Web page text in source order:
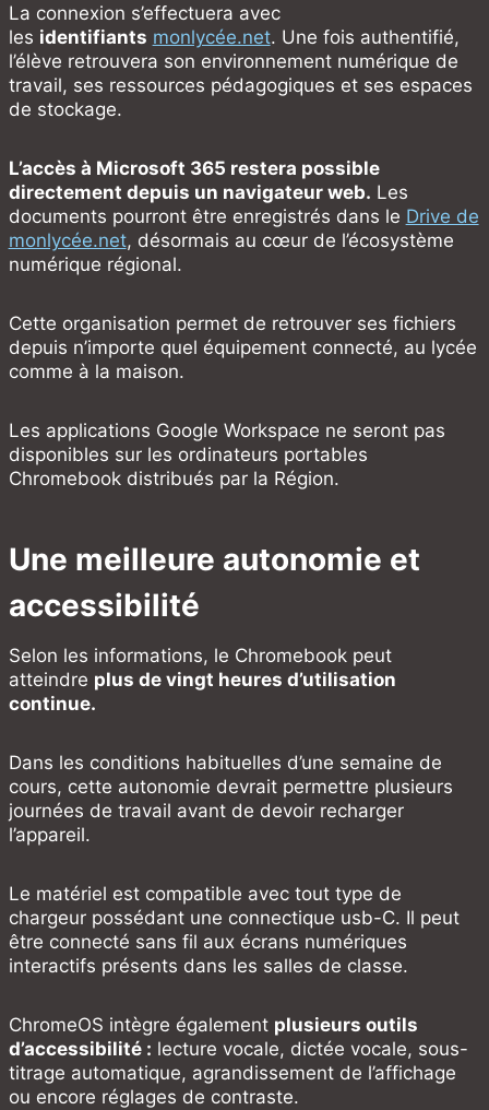
La connexion s’effectuera avec
les identifiants monlycée.net. Une fois authentifié,
l’élève retrouvera son environnement numérique de
travail, ses ressources pédagogiques et ses espaces
de stockage.
L’accès à Microsoft 365 restera possible
directement depuis un navigateur web. Les
documents pourront être enregistrés dans le Drive de
monlycée.net, désormais au cœur de l’écosystème
numérique régional.
Cette organisation permet de retrouver ses fichiers
depuis n’importe quel équipement connecté, au lycée
comme à la maison.
Les applications Google Workspace ne seront pas
disponibles sur les ordinateurs portables
Chromebook distribués par la Région.
Une meilleure autonomie et
accessibilité
Selon les informations, le Chromebook peut
atteindre plus de vingt heures d’utilisation
continue.
Dans les conditions habituelles d’une semaine de
cours, cette autonomie devrait permettre plusieurs
journées de travail avant de devoir recharger
l’appareil.
Le matériel est compatible avec tout type de
chargeur possédant une connectique usb-C. Il peut
être connecté sans fil aux écrans numériques
interactifs présents dans les salles de classe.
ChromeOS intègre également plusieurs outils
d’accessibilité : lecture vocale, dictée vocale, sous-
titrage automatique, agrandissement de l’affichage
ou encore réglages de contraste.